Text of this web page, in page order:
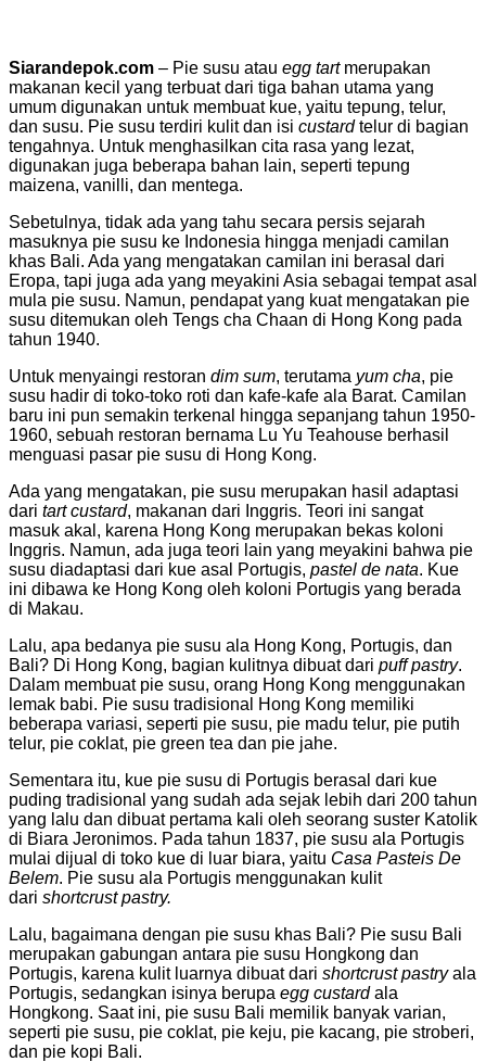
Siarandepok.com – Pie susu atau egg tartmerupakan
makanan kecil yang terbuat dari tiga bahan utama yang
umum digunakan untuk membuat kue, yaitu tepung, telur,
dan susu. Pie susu terdiri kulit dan isi custardtelur di bagian
tengahnya. Untuk menghasilkan cita rasa yang lezat,
digunakan juga beberapa bahan lain, seperti tepung
maizena, vanilli, dan mentega.
Sebetulnya, tidak ada yang tahu secara persis sejarah
masuknya pie susu ke Indonesia hingga menjadi camilan
khas Bali. Ada yang mengatakan camilan ini berasal dari
Eropa, tapi juga ada yang meyakini Asia sebagai tempat asal
mula pie susu. Namun, pendapat yang kuat mengatakan pie
susu ditemukan oleh Tengs cha Chaan di Hong Kong pada
tahun 1940.
Untuk menyaingi restoran dim sum, terutama yum cha, pie
susu hadir di toko-toko roti dan kafe-kafe ala Barat. Camilan
baru ini pun semakin terkenal hingga sepanjang tahun 1950-
1960, sebuah restoran bernama Lu Yu Teahouse berhasil
menguasi pasar pie susu di Hong Kong.
Ada yang mengatakan, pie susu merupakan hasil adaptasi
dari tart custard, makanan dari Inggris. Teori ini sangat
masuk akal, karena Hong Kong merupakan bekas koloni
Inggris. Namun, ada juga teori lain yang meyakini bahwa pie
susu diadaptasi dari kue asal Portugis, pastel de nata. Kue
ini dibawa ke Hong Kong oleh koloni Portugis yang berada
di Makau.
Lalu, apa bedanya pie susu ala Hong Kong, Portugis, dan
Bali? Di Hong Kong, bagian kulitnya dibuat dari puff pastry.
Dalam membuat pie susu, orang Hong Kong menggunakan
lemak babi. Pie susu tradisional Hong Kong memiliki
beberapa variasi, seperti pie susu, pie madu telur, pie putih
telur, pie coklat, pie green tea dan pie jahe.
Sementara itu, kue pie susu di Portugis berasal dari kue
puding tradisional yang sudah ada sejak lebih dari 200 tahun
yang lalu dan dibuat pertama kali oleh seorang suster Katolik
di Biara Jeronimos. Pada tahun 1837, pie susu ala Portugis
mulai dijual di toko kue di luar biara, yaitu Casa Pasteis De
Belem. Pie susu ala Portugis menggunakan kulit
dari shortcrust pastry.
Lalu, bagaimana dengan pie susu khas Bali? Pie susu Bali
merupakan gabungan antara pie susu Hongkong dan
Portugis, karena kulit luarnya dibuat dari shortcrust pastryala
Portugis, sedangkan isinya berupa egg custardala
Hongkong. Saat ini, pie susu Bali memilik banyak varian,
seperti pie susu, pie coklat, pie keju, pie kacang, pie stroberi,
dan pie kopi Bali.